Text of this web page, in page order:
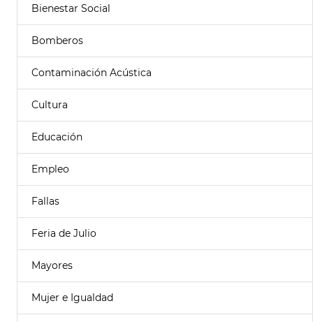
Bienestar Social
Bomberos
Contaminación Acústica
Cultura
Educación
Empleo
Fallas
Feria de Julio
Mayores
Mujer e Igualdad